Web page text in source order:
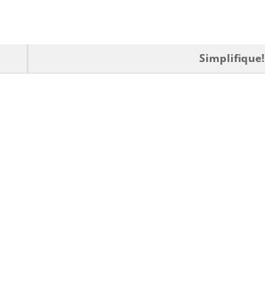
Simplifique!